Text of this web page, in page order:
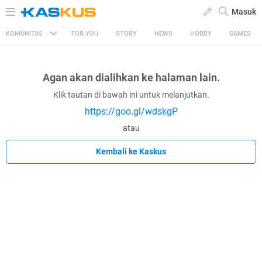
Masuk
KOMUNITAS FOR YOU STORY NEWS HOBBY GAMES
Agan akan dialihkan ke halaman lain.
Klik tautan di bawah ini untuk melanjutkan.
https://goo.gl/wdskgP
atau
Kembali ke Kaskus